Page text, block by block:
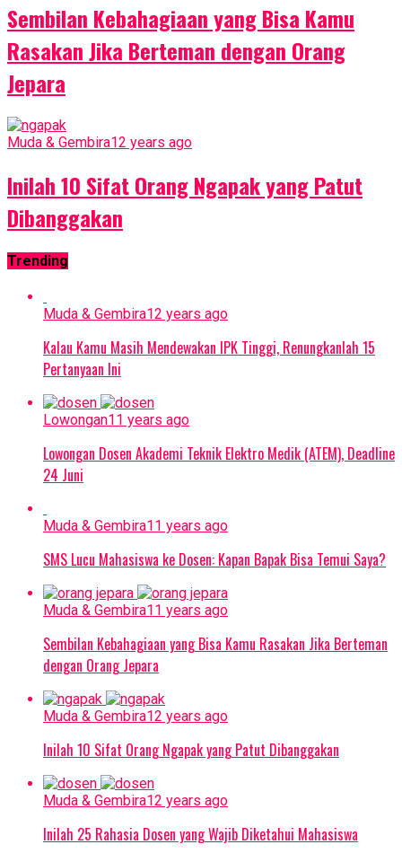
Sembilan Kebahagiaan yang Bisa Kamu
Rasakan Jika Berteman dengan Orang
Jepara
Muda & Gembira12 years ago
Inilah 10 Sifat Orang Ngapak yang Patut
Dibanggakan
Trending
Muda & Gembira12 years ago
Kalau Kamu Masih Mendewakan IPK Tinggi, Renungkanlah 15
Pertanyaan Ini
Lowongan11 years ago
Lowongan Dosen Akademi Teknik Elektro Medik (ATEM), Deadline
24 Juni
Muda & Gembira11 years ago
SMS Lucu Mahasiswa ke Dosen: Kapan Bapak Bisa Temui Saya?
Muda & Gembira11 years ago
Sembilan Kebahagiaan yang Bisa Kamu Rasakan Jika Berteman
dengan Orang Jepara
Muda & Gembira12 years ago
Inilah 10 Sifat Orang Ngapak yang Patut Dibanggakan
Muda & Gembira12 years ago
Inilah 25 Rahasia Dosen yang Wajib Diketahui Mahasiswa